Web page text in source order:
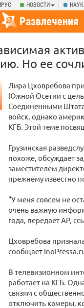
НОВОСТИ
Развлечения
Но ее
Лира Цховребова
Южной Осетии с
Соединенными
войск, однако
КГБ. Этой теме
Грузинская
похоже, обсуждает
заместителем
прежнему известно
"У меня совсем не
очень важную
года, передает AP,
Цховребова
сообщает
В телевизионном
работает на КГБ.
связям с
отключить камеры,